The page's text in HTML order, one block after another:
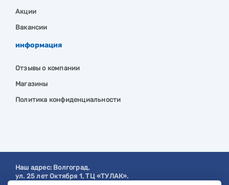
Акции
Вакансии
информация
Отзывы о компании
Магазины
Политика конфиденциальности
Наш адрес: Волгоград,
ул. 25 лет Октября 1, ТЦ «ТУЛАК».